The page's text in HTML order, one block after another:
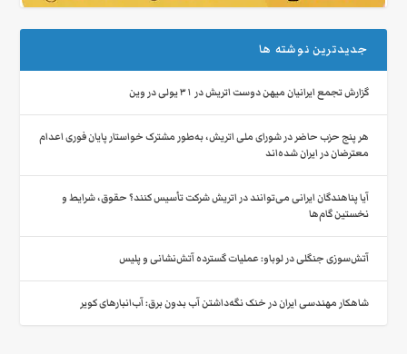
جدیدترین نوشته ها
گزارش تجمع ایرانیان میهن‌ دوست اتریش در ۳۱ یولی در وین
هر پنج حزب حاضر در شورای ملی اتریش، به‌طور مشترک خواستار پایان فوری اعدام
معترضان در ایران شده‌اند
آیا پناهندگان ایرانی می‌توانند در اتریش شرکت تأسیس کنند؟ حقوق، شرایط و
نخستین گام‌ها
آتش‌سوزی جنگلی در لوباو: عملیات گسترده آتش‌نشانی و پلیس
شاهکار مهندسی ایران در خنک نگه‌داشتن آب بدون برق: آب‌انبارهای کویر